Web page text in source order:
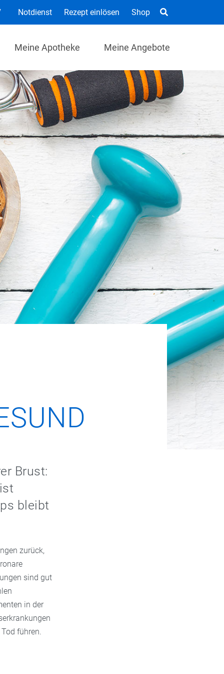
Notdienst Rezept einlösen Shop
Meine Apotheke Meine Angebote
Brust:
bleibt
zurück,
sind gut
in der
führen.